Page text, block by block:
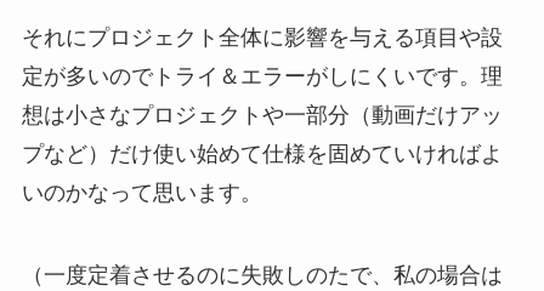
それにプロジェクト全体に影響を与える項目や設
定が多いのでトライ＆エラーがしにくいです。理
想は小さなプロジェクトや一部分（動画だけアッ
プなど）だけ使い始めて仕様を固めていければよ
いのかなって思います。
（一度定着させるのに失敗しのたで、私の場合は